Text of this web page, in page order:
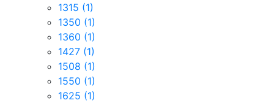
1315 (1)
1350 (1)
1360 (1)
1427 (1)
1508 (1)
1550 (1)
1625 (1)